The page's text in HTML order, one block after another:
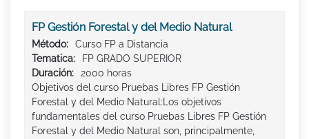
FP Gestión Forestal y del Medio Natural
Método:
Curso FP a Distancia
Tematica:
FP GRADO SUPERIOR
Duración:
2000 horas
Objetivos del curso Pruebas Libres FP Gestión
Forestal y del Medio Natural:Los objetivos
fundamentales del curso Pruebas Libres FP Gestión
Forestal y del Medio Natural son, principalmente,